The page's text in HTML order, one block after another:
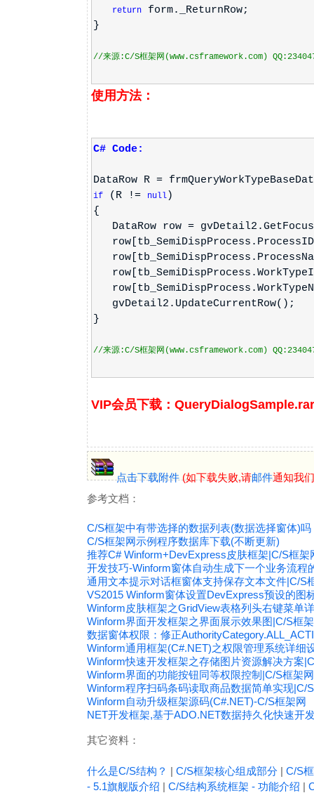
return
form._ReturnRow;
}
//来源:C/S框架网(www.csframework.com)
使用方法：
C# Code:
DataRow R =
if (R != null )
{
DataRow row =
gvDetail2.UpdateCurrentRow();
}
//来源:C/S框架网(www.csframework.com)
VIP会员下载：QueryDialogSample.rar
点击下载附件 (如下载失败,请邮件通知我
参考文档：
C/S框架中有带选择的数据列表(数据选择窗体)吗
C/S框架网示例程序数据库下载(不断更新)
推荐C# Winform+DevExpress皮肤框架|C/S框架
开发技巧-Winform窗体自动生成下一个业务流程
通用文本提示对话框窗体支持保存文本文件|C/S
VS2015 Winform窗体设置DevExpress预设的图
Winform皮肤框架之GridView表格列头右键菜单
Winform界面开发框架之界面展示效果图|C/S框
数据窗体权限：修正
Winform通用框架(C#.NET)之权限管理系统详细
Winform快速开发框架之存储图片资源解决方案
Winform界面的功能按钮同等权限控制|C/S框架网
Winform程序扫码条码读取商品数据简单实现|C/
Winform自动升级框架源码(C#.NET)-C/S框架网
NET开发框架,基于ADO.NET数据持久化快速开
其它资料：
什么是C/S结构？ | C/S框架核心组成部分 | C/S
- 5.1旗舰版介绍 | C/S结构系统框架 - 功能介绍 |